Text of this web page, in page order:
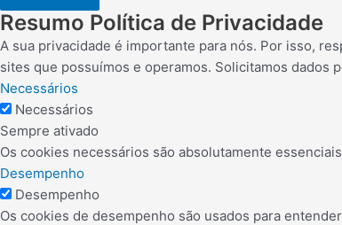
Resumo Política de Privacidade
A sua privacidade é importante para nós. Por isso,
sites que possuímos e operamos. Solicitamos dados
Necessários
Necessários
Sempre ativado
Os cookies necessários são absolutamente
Desempenho
Desempenho
Os cookies de desempenho são usados para